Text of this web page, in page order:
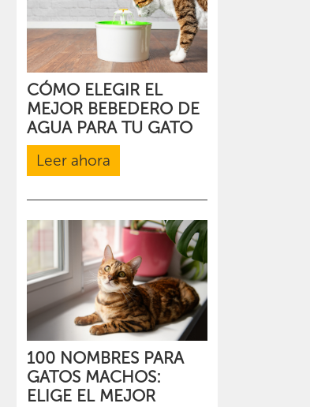
CÓMO ELEGIR EL
MEJOR BEBEDERO DE
AGUA PARA TU GATO
Leer ahora
100 NOMBRES PARA
GATOS MACHOS:
ELIGE EL MEJOR